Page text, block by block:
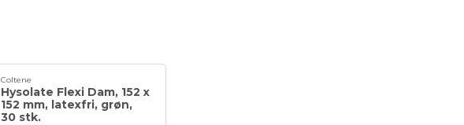
Coltene
Hysolate Flexi Dam, 152 x
152 mm, latexfri, grøn,
30 stk.